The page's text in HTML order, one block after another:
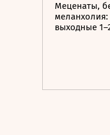
Меценаты,
выходные